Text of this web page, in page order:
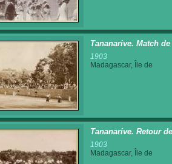
Tananarive. Match
1903
Madagascar, Île de
Tananarive. Retour
1903
Madagascar, Île de